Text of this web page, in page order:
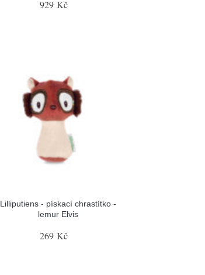
929 Kč
Lilliputiens - pískací chrastítko -
lemur Elvis
269 Kč